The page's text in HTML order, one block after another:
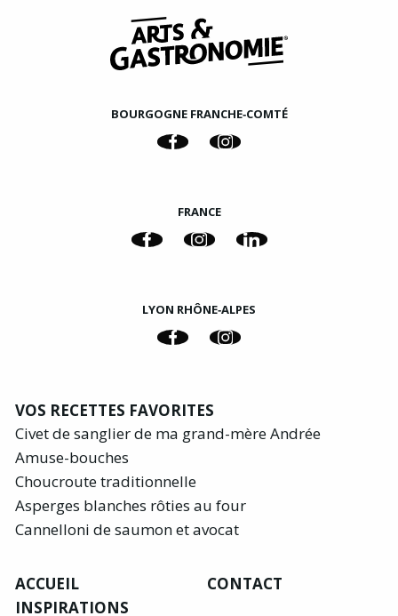
BOURGOGNE FRANCHE‑COMTÉ
FRANCE
LYON RHÔNE‑ALPES
VOS RECETTES FAVORITES
Civet de sanglier de ma grand-mère Andrée
Amuse-bouches
Choucroute traditionnelle
Asperges blanches rôties au four
Cannelloni de saumon et avocat
ACCUEIL
INSPIRATIONS
CONTACT